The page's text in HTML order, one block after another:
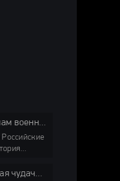
По законам военного времени 7 сезон Враг за спиной
Моя рыжая чудачка-1 сезон (2025)